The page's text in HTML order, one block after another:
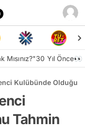
Mısınız?"30 Yıl Önce👀
Kulübünde
Tahmin